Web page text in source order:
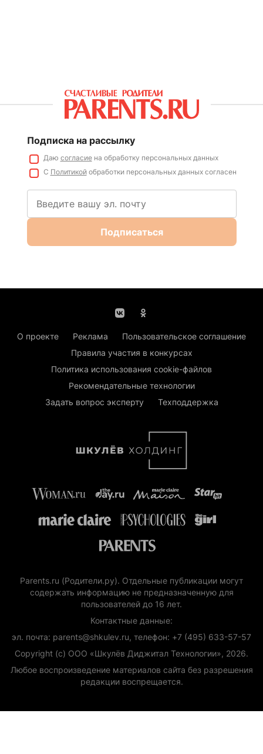
Подписка на рассылку
Даю согласиена обработку персональных данных
С Политикойобработки персональных данных согласен
Подписаться
О проекте Реклама
Пользовательское соглашение
Правила участия в конкурсах
Политика использования cookie-файлов
Рекомендательные технологии
Задать вопрос эксперту
Техподдержка
Parents.ru (Родители.ру). Отдельные публикации могут
содержать информацию не предназначенную для
пользователей до 16 лет.
Контактные данные:
эл. почта: parents@shkulev.ru, телефон: +7 (495) 633-57-57
Copyright (с) ООО «Шкулёв Диджитал Технологии», 2026.
Любое воспроизведение материалов сайта без разрешения
редакции воспрещается.